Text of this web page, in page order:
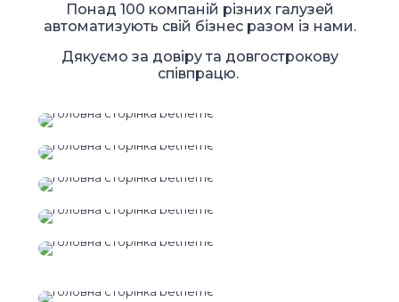
Понад 100 компаній різних галузей
автоматизують свій бізнес разом із нами.
Дякуємо за довіру та довгострокову
співпрацю.